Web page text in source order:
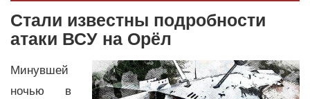
Стали известны подробности
атаки ВСУ на Орёл
Минувшей
ночью в